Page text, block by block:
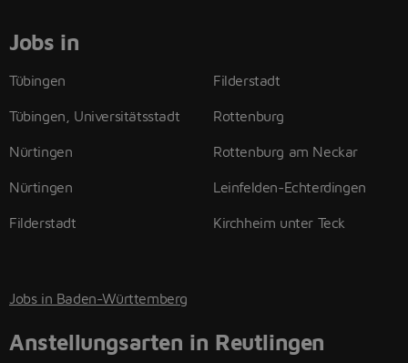
Jobs in
Tübingen
Tübingen, Universitätsstadt
Nürtingen
Nürtingen
Filderstadt
Filderstadt
Rottenburg
Rottenburg am Neckar
Leinfelden-Echterdingen
Kirchheim unter Teck
Jobs in Baden-Württemberg
Anstellungsarten in Reutlingen